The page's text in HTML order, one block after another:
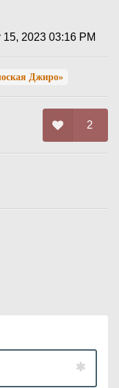
2023 03:16 PM
Джиро»
2